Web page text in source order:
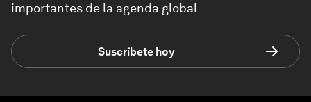
importantes de la agenda global
Suscríbete hoy